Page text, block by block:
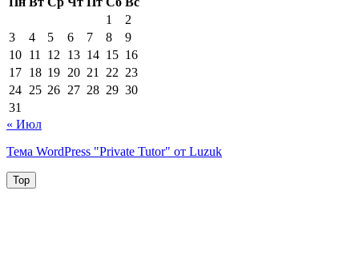
1
2
3
4 5 6 7 8
9
10 11 12 13 14 15 16
17 18 19 20 21 22 23
24 25 26 27 28 29 30
31
« Июл
Тема WordPress "Private Tutor" от Luzuk
Top